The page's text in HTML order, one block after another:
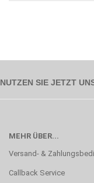
NUTZEN SIE JETZT
MEHR ÜBER...
Versand- &
Callback Service